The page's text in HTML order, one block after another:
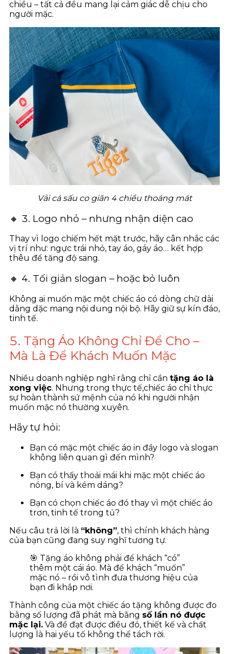
chiều – tất cả đều mang lại cảm giác dễ chịu cho
người mặc.
Vải cá sấu co giãn 4 chiều thoáng mát
🔸 3. Logo nhỏ – nhưng nhận diện cao
Thay vì logo chiếm hết mặt trước, hãy cân nhắc các
vị trí như: ngực trái nhỏ, tay áo, gáy áo… kết hợp
thêu để tăng độ sang.
🔸 4. Tối giản slogan – hoặc bỏ luôn
Không ai muốn mặc một chiếc áo có dòng chữ dài
dằng dặc mang nội dung nội bộ. Hãy giữ sự kín đáo,
tinh tế.
5. Tặng Áo Không Chỉ Để Cho –
Mà Là Để Khách Muốn Mặc
Nhiều doanh nghiệp nghĩ rằng chỉ cần tặng áo là
xong việc. Nhưng trong thực tế,chiếc áo chỉ thực
sự hoàn thành sứ mệnh của nó khi người nhận
muốn mặc nó thường xuyên.
Hãy tự hỏi:
Bạn có mặc một chiếc áo in đầy logo và slogan
không liên quan gì đến mình?
Bạn có thấy thoải mái khi mặc một chiếc áo
nóng, bí và kém dáng?
Bạn có chọn chiếc áo đó thay vì một chiếc áo
trơn, tinh tế trong tủ?
Nếu câu trả lời là “không”, thì chính khách hàng
của bạn cũng đang suy nghĩ tương tự.
🎯 Tặng áo không phải để khách “có”
thêm một cái áo. Mà để khách “muốn”
mặc nó – rồi vô tình đưa thương hiệu của
bạn đi khắp nơi.
Thành công của một chiếc áo tặng không được đo
bằng số lượng đã phát mà bằng số lần nó được
mặc lại. Và để đạt được điều đó, thiết kế và chất
lượng là hai yếu tố không thể tách rời.